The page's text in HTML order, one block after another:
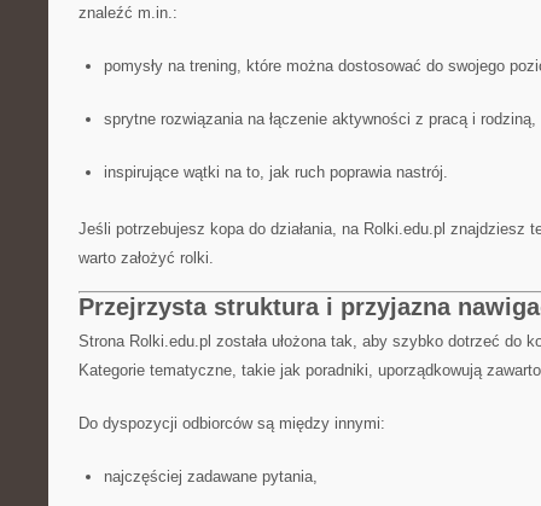
znaleźć m.in.:
pomysły na trening, które można dostosować do swojego
sprytne rozwiązania na łączenie aktywności z pracą i rodziną,
inspirujące wątki na to, jak ruch poprawia nastrój.
Jeśli potrzebujesz kopa do działania, na Rolki.edu.pl znajdziesz
warto założyć rolki.
Przejrzysta struktura i przyjazna
Strona Rolki.edu.pl została ułożona tak, aby szybko dotrzeć do
Kategorie tematyczne, takie jak poradniki, uporządkowują
Do dyspozycji odbiorców są między innymi:
najczęściej zadawane pytania,